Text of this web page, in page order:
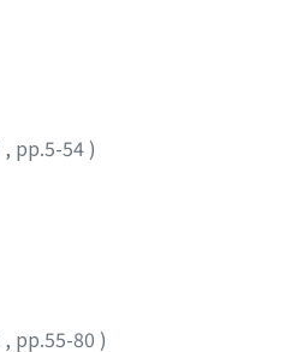
, pp.5-54)
, pp.55-80 )